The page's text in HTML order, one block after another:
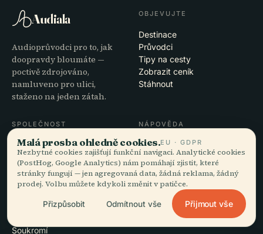
Audiala
Audioprůvodci pro to, jak
doopravdy bloumáte —
poctivě zdrojováno,
namluveno pro ulici,
staženo na jeden zátah.
OBJEVUJTE
Destinace
Průvodci
Tipy na cesty
Zobrazit ceník
Stáhnout
SPOLEČNOST
O nás
Redakční proces
Poslání
NÁPOVĚDA
Podpora
Řešení potíží s aplikací
Kontakt
Staňte se partnerem
PRÁVNÍ INFORMACE
Soukromí
Malá prosba ohledně cookies.EU · GDPR
Nezbytné cookies zajišťují funkční navigaci. Analytické cookies
(PostHog, Google Analytics) nám pomáhají zjistit, které
stránky fungují — jen agregovaná data, žádná reklama, žádný
prodej. Volbu můžete kdykoli změnit v patičce.
Přizpůsobit Odmítnout vše Přijmout vše